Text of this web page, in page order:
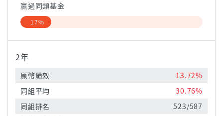
贏過同類基金
17%
2年
原幣績效
13.72%
同組平均
30.76%
同組排名
523/587